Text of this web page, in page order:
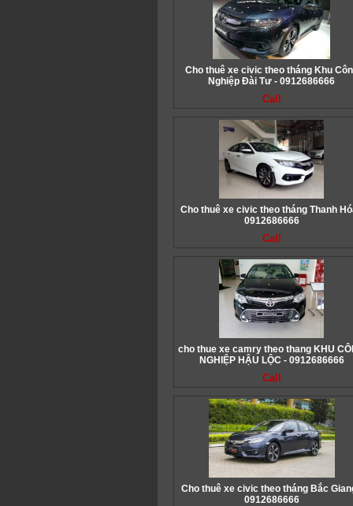
Cho thuê xe civic theo tháng Khu
Nghiệp Đài Tư - 0912686666
Call
Cho thuê xe civic theo tháng Thanh
0912686666
Call
cho thue xe camry theo thang KHU
NGHIỆP HẬU LỘC - 0912686666
Call
Cho thuê xe civic theo tháng Bắc
0912686666